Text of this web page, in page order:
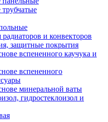
и конвекторов
защитные покрытия
вспененного каучука и
вспененного
минеральной ваты
гидростеклоизол и